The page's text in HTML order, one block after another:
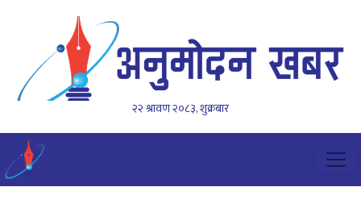
२२ श्रावण २०८३, शुक्रबार